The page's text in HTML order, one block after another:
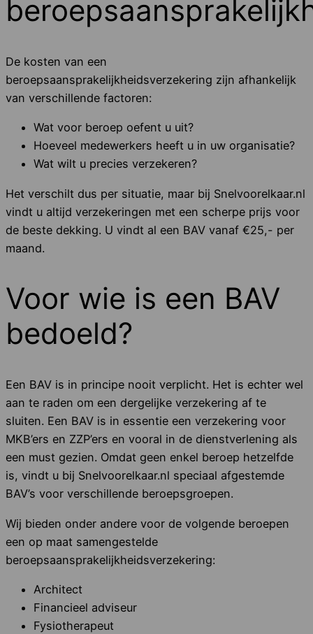
De kosten van een
beroepsaansprakelijkheidsverzekering zijn afhankelijk
van verschillende factoren:
Wat voor beroep oefent u uit?
Hoeveel medewerkers heeft u in uw organisatie?
Wat wilt u precies verzekeren?
Het verschilt dus per situatie, maar bij Snelvoorelkaar.nl
vindt u altijd verzekeringen met een scherpe prijs voor
de beste dekking. U vindt al een BAV vanaf €25,- per
maand.
Voor wie is een BAV
bedoeld?
Een BAV is in principe nooit verplicht. Het is echter wel
aan te raden om een dergelijke verzekering af te
sluiten. Een BAV is in essentie een verzekering voor
MKB’ers en ZZP’ers en vooral in de dienstverlening als
een must gezien. Omdat geen enkel beroep hetzelfde
is, vindt u bij Snelvoorelkaar.nl speciaal afgestemde
BAV’s voor verschillende beroepsgroepen.
Wij bieden onder andere voor de volgende beroepen
een op maat samengestelde
beroepsaansprakelijkheidsverzekering:
Architect
Financieel adviseur
Fysiotherapeut